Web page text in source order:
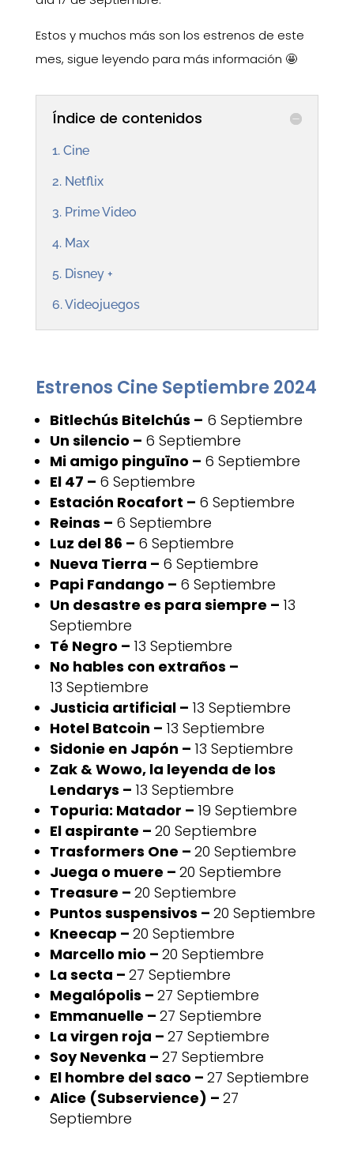
Estos y muchos más son los estrenos de este
mes, sigue leyendo para más información 🤩
Índice de contenidos
1. Cine
2. Netflix
3. Prime Video
4. Max
5. Disney +
6. Videojuegos
Estrenos Cine Septiembre 2024
Bitlechús Bitelchús – 6 Septiembre
Un silencio – 6 Septiembre
Mi amigo pinguïno – 6 Septiembre
El 47 – 6 Septiembre
Estación Rocafort – 6 Septiembre
Reinas – 6 Septiembre
Luz del 86 – 6 Septiembre
Nueva Tierra – 6 Septiembre
Papi Fandango – 6 Septiembre
Un desastre es para siempre – 13
Septiembre
Té Negro – 13 Septiembre
No hables con extraños –
13 Septiembre
Justicia artificial – 13 Septiembre
Hotel Batcoin – 13 Septiembre
Sidonie en Japón – 13 Septiembre
Zak & Wowo, la leyenda de los
Lendarys – 13 Septiembre
Topuria: Matador – 19 Septiembre
El aspirante – 20 Septiembre
Trasformers One – 20 Septiembre
Juega o muere – 20 Septiembre
Treasure – 20 Septiembre
Puntos suspensivos – 20 Septiembre
Kneecap – 20 Septiembre
Marcello mio – 20 Septiembre
La secta – 27 Septiembre
Megalópolis – 27 Septiembre
Emmanuelle – 27 Septiembre
La virgen roja – 27 Septiembre
Soy Nevenka – 27 Septiembre
El hombre del saco – 27 Septiembre
Alice (Subservience) – 27
Septiembre